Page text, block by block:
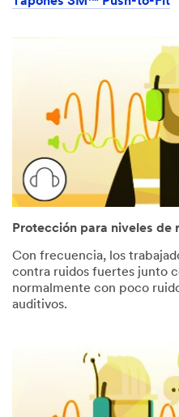
Protección para niveles de
Con frecuencia, los
contra ruidos fuertes junto
normalmente con poco
auditivos.